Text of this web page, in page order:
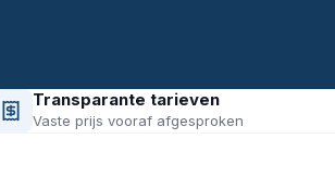
Transparante tarieven
Vaste prijs vooraf afgesproken